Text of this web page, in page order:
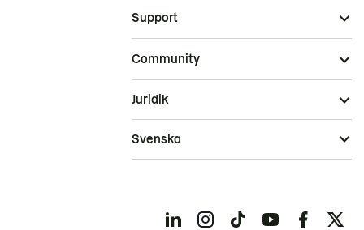
Support
Community
Juridik
Svenska